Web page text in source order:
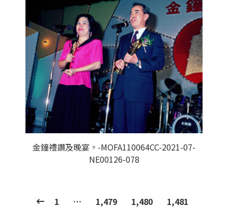
金鐘禮讚及晚宴。-MOFA110064CC-2021-07-
NE00126-078
1 … 1,479 1,480
1,481